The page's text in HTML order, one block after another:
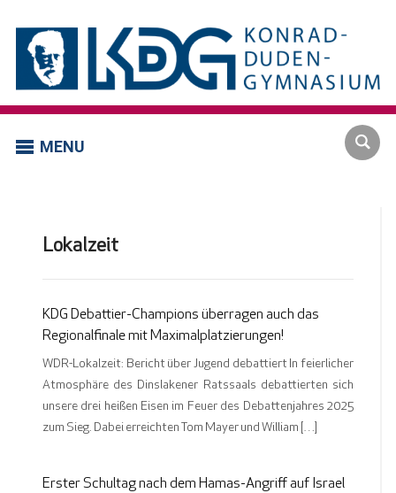
MENU
Lokalzeit
KDG Debattier-Champions überragen auch das
Regionalfinale mit Maximalplatzierungen!
WDR-Lokalzeit: Bericht über Jugend debattiert In feierlicher
Atmosphäre des Dinslakener Ratssaals debattierten sich
unsere drei heißen Eisen im Feuer des Debattenjahres 2025
zum Sieg. Dabei erreichten Tom Mayer und William […]
Erster Schultag nach dem Hamas-Angriff auf Israel